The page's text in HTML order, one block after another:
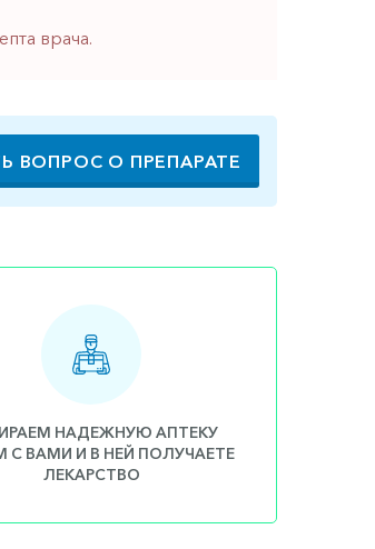
врача.
ВОПРОС О ПРЕПАРАТЕ
НАДЕЖНУЮ АПТЕКУ
С ВАМИ И В НЕЙ ПОЛУЧАЕТЕ
ЛЕКАРСТВО